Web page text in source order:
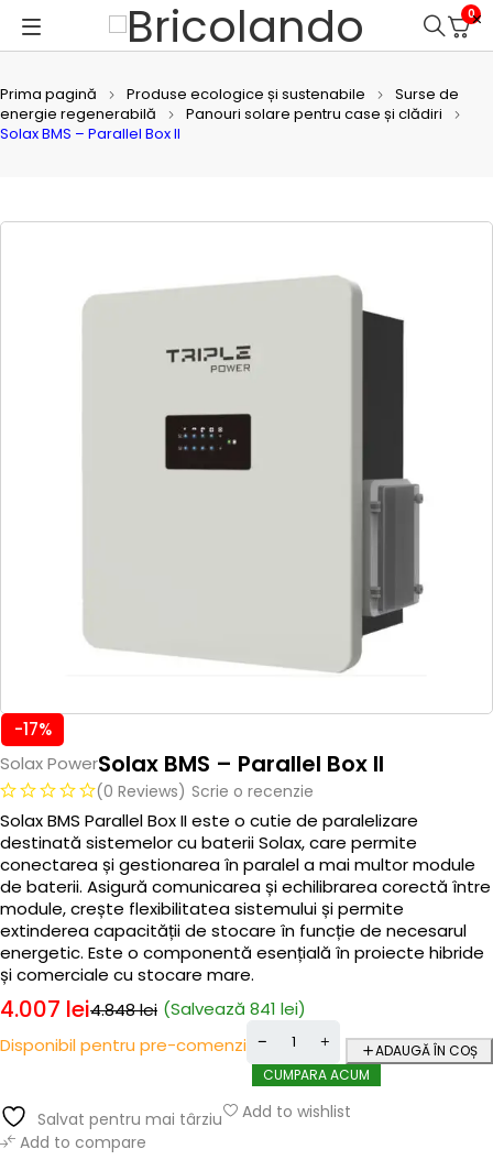
0
Prima pagină Produse ecologice și sustenabile
Surse de
energie regenerabilă
Panouri solare pentru case și clădiri
Solax BMS – Parallel Box II
-17%
Solax PowerSolax BMS – Parallel Box II
(0 Reviews) Scrie o recenzie
Solax BMS Parallel Box II este o cutie de paralelizare
destinată sistemelor cu baterii Solax, care permite
conectarea și gestionarea în paralel a mai multor module
de baterii. Asigură comunicarea și echilibrarea corectă între
module, crește flexibilitatea sistemului și permite
extinderea capacității de stocare în funcție de necesarul
energetic. Este o componentă esențială în proiecte hibride
și comerciale cu stocare mare.
4.848lei
4.007 lei (Salvează 841 lei)
Disponibil pentru pre-comenzi
ADAUGĂ ÎN COȘ
CUMPARA ACUM
Salvat pentru mai târziu
Add to wishlist
Add to compare